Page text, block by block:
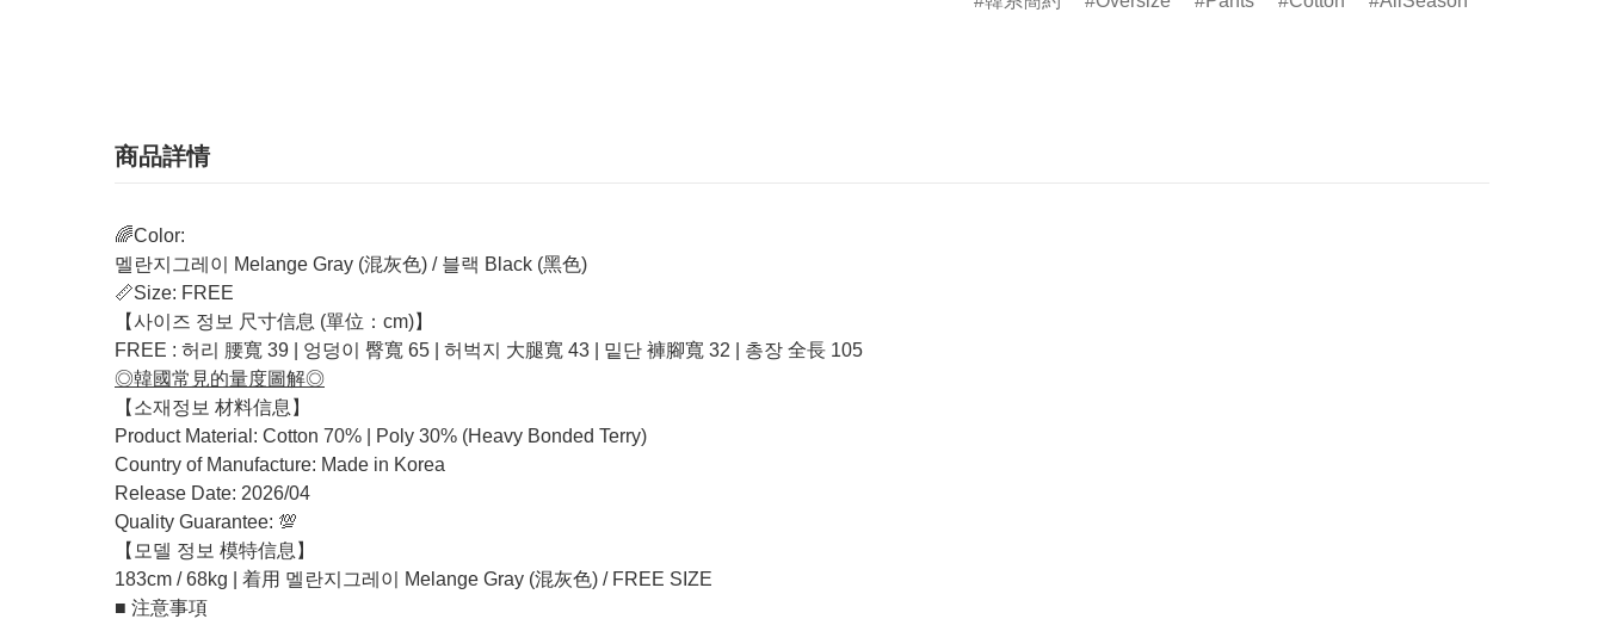
商品詳情
🌈Color:
멜란지그레이 Melange Gray (混灰色) / 블랙 Black (黑色)
📏Size: FREE
【사이즈 정보 尺寸信息 (單位：cm)】
FREE : 허리 腰寬 39 | 엉덩이 臀寬 65 | 허벅지 大腿寬 43 | 밑단 褲腳寬 32 | 총장 全長 105
◎韓國常見的量度圖解◎
【소재정보 材料信息】
Product Material: Cotton 70% | Poly 30% (Heavy Bonded Terry)
Country of Manufacture: Made in Korea
Release Date: 2026/04
Quality Guarantee: 💯
【모델 정보 模特信息】
183cm / 68kg | 着用 멜란지그레이 Melange Gray (混灰色) / FREE SIZE
■ 注意事項